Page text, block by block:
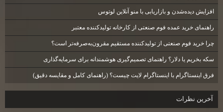
افزایش دیده‌شدن و بازاریابی با منو آنلاین لوتوس
راهنمای خرید عمده فوم صنعتی از کارخانه تولیدکننده معتبر
چرا خرید فوم صنعتی از تولیدکننده مستقیم مقرون‌به‌صرفه‌تر است؟
سکه بخریم یا دلار؟ راهنمای تصمیم‌گیری هوشمندانه برای سرمایه‌گذاری
فرق اینستاگرام با اینستاگرام لایت چیست؟ (راهنمای کامل و مقایسه دقیق)
آخرين نظرات